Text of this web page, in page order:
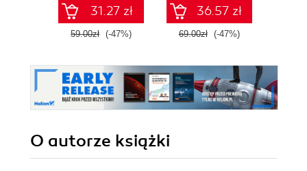
31.27 zł
59.00zł (-47%)
36.57 zł
69.00zł (-47%)
O autorze książki